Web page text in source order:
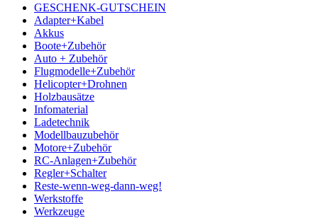
GESCHENK-GUTSCHEIN
Adapter+Kabel
Akkus
Boote+Zubehör
Auto + Zubehör
Flugmodelle+Zubehör
Helicopter+Drohnen
Holzbausätze
Infomaterial
Ladetechnik
Modellbauzubehör
Motore+Zubehör
RC-Anlagen+Zubehör
Regler+Schalter
Reste-wenn-weg-dann-weg!
Werkstoffe
Werkzeuge